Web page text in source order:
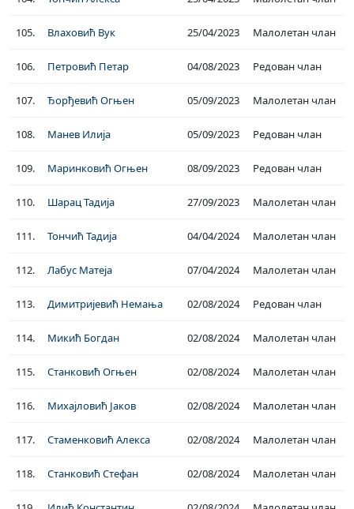
105. Влаховић Вук 25/04/2023 Малолетан члан
106. Петровић Петар 04/08/2023 Редован члан
107. Ђорђевић Огњен 05/09/2023 Малолетан члан
108. Манев Илија 05/09/2023 Редован члан
109. Маринковић Огњен 08/09/2023 Редован члан
110. Шарац Тадија 27/09/2023 Малолетан члан
111. Тончић Тадија 04/04/2024 Малолетан члан
112. Лабус Матеја 07/04/2024 Малолетан члан
113. Димитријевић Немања 02/08/2024 Редован члан
114. Микић Богдан 02/08/2024 Малолетан члан
115. Станковић Огњен 02/08/2024 Малолетан члан
116. Михајловић Јаков 02/08/2024 Малолетан члан
117. Стаменковић Алекса 02/08/2024 Малолетан члан
118. Станковић Стефан 02/08/2024 Малолетан члан